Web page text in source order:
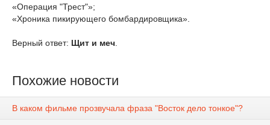
«Операция "Трест"»;
«Хроника пикирующего бомбардировщика».
Верный ответ: Щит и меч
Похожие новости
В каком фильме прозвучала фраза "Восток дело тонкое"?